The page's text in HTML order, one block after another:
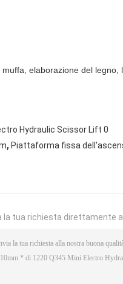
elaborazione del legno,
, Piattaforma fissa
la tua richiesta direttamente